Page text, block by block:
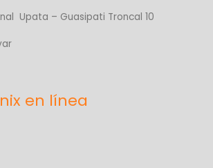
Upata – Guasipati Troncal 10